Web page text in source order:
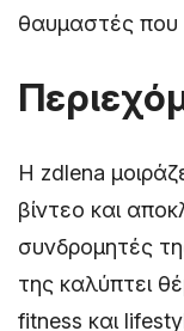
θαυμαστές που
Η zdlena
βίντεο και
συνδρομητές
της καλύπτει
fitness και